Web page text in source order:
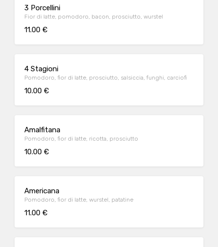
3 Porcellini
Fior di latte, pomodoro, bacon, prosciutto, wurstel
11.00 €
4 Stagioni
Pomodoro, fior di latte, prosciutto, salsiccia, funghi, carciofi
10.00 €
Amalfitana
Pomodoro, fior di latte, ricotta, prosciutto
10.00 €
Americana
Pomodoro, fior di latte, wurstel, patatine
11.00 €